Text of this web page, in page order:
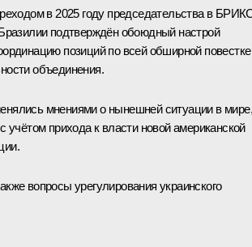
в 2025 году председательства в
подтверждён обоюдный настрой
позиций по всей обширной повестке
объединения.
мнениями о нынешней ситуации в мире,
учётом прихода к власти новой американской
вопросы урегулирования украинского